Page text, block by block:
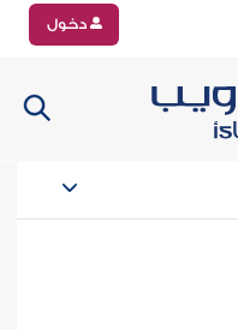
دخول